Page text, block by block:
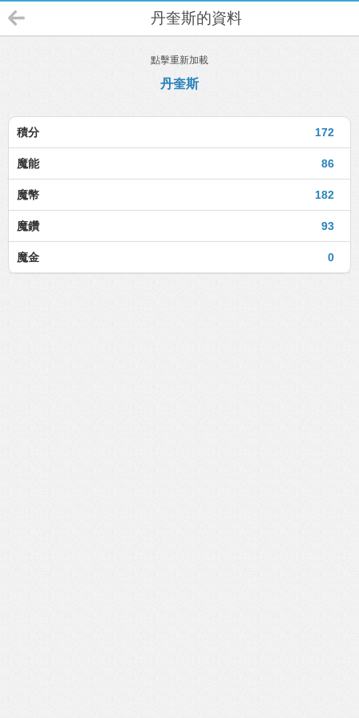
丹奎斯的資料
點擊重新加載
丹奎斯
172
積分
86
魔能
182
魔幣
93
魔鑽
0
魔金